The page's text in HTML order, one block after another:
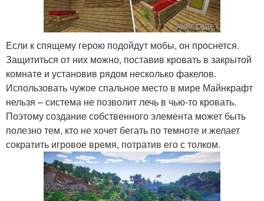
Если к спящему герою подойдут мобы, он проснется.
Защититься от них можно, поставив кровать в закрытой
комнате и установив рядом несколько факелов.
Использовать чужое спальное место в мире Майнкрафт
нельзя – система не позволит лечь в чью-то кровать.
Поэтому создание собственного элемента может быть
полезно тем, кто не хочет бегать по темноте и желает
сократить игровое время, потратив его с толком.